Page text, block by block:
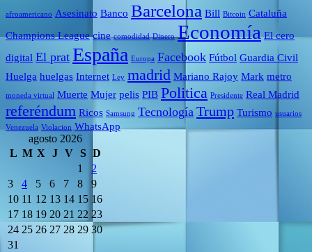
afroamericano Asesinato Banco Barcelona Bill Bitcoin Cataluña
Champions League cine comodidad Dinero Economía El cero
digital El prat España Europa Facebook Fútbol Guardia Civil
Huelga huelgas Internet Ley madrid Mariano Rajoy Mark metro
moneda virtual Muerte Mujer pelis PIB Politica Presidente Real Madrid
referéndum Ricos Samsung Tecnología Trump Turismo usuarios
Venezuela Violacion WhatsApp
agosto 2026
L M X J V S D
1
2
3
4 5 6 7 8
9
10 11 12 13 14 15 16
17 18 19 20 21 22 23
24 25 26 27 28 29 30
31